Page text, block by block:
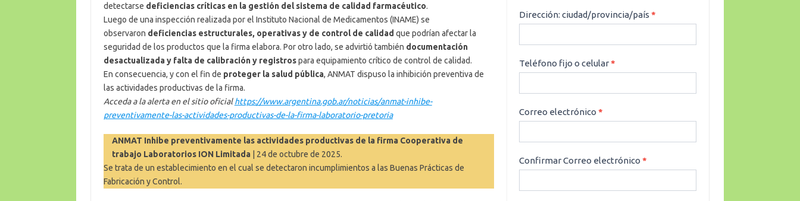
detectarse deficiencias críticas en la gestión del sistema de calidad farmacéutico.
Luego de una inspección realizada por el Instituto Nacional de Medicamentos (INAME) se
observaron deficiencias estructurales, operativas y de control de calidad que podrían afectar la
seguridad de los productos que la firma elabora. Por otro lado, se advirtió también documentación
desactualizada y falta de calibración y registrospara equipamiento crítico de control de calidad.
En consecuencia, y con el fin de proteger la salud pública, ANMAT dispuso la inhibición preventiva de
las actividades productivas de la firma.
Acceda a la alerta en el sitio oficial https://www.argentina.gob.ar/noticias/anmat-inhibe-
preventivamente-las-actividades-productivas-de-la-firma-laboratorio-pretoria
ANMAT Inhibe preventivamente las actividades productivas de la firma Cooperativa de
trabajo Laboratorios ION Limitada
| 24 de octubre de 2025.
Se trata de un establecimiento en el cual se detectaron incumplimientos a las Buenas Prácticas de
Fabricación y Control.
Dirección: ciudad/provincia/país*
Teléfono fijo o celular*
Correo electrónico*
Confirmar Correo electrónico*